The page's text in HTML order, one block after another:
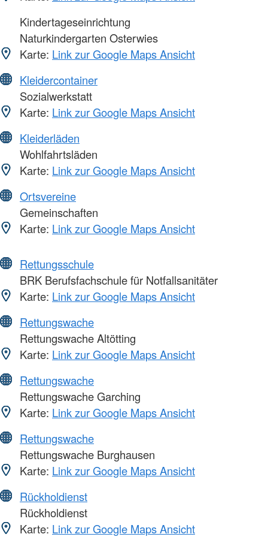
Kindertageseinrichtung
Naturkindergarten Osterwies
Karte: Link zur Google Maps Ansicht
Kleidercontainer
Sozialwerkstatt
Karte: Link zur Google Maps Ansicht
Kleiderläden
Wohlfahrtsläden
Karte: Link zur Google Maps Ansicht
Ortsvereine
Gemeinschaften
Karte: Link zur Google Maps Ansicht
Rettungsschule
BRK Berufsfachschule für Notfallsanitäter
Karte: Link zur Google Maps Ansicht
Rettungswache
Rettungswache Altötting
Karte: Link zur Google Maps Ansicht
Rettungswache
Rettungswache Garching
Karte: Link zur Google Maps Ansicht
Rettungswache
Rettungswache Burghausen
Karte: Link zur Google Maps Ansicht
Rückholdienst
Rückholdienst
Karte: Link zur Google Maps Ansicht